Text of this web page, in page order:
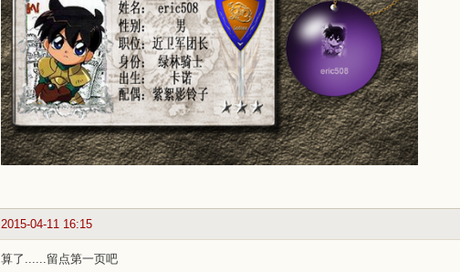
2015-04-11 16:15
算了......留点第一页吧